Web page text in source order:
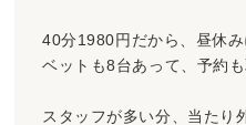
40分1980円だから、昼休
ベットも8台あって、予約
スタッフが多い分、当たり